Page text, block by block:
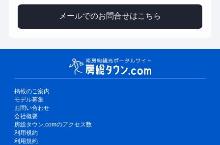
メールでのお問合せはこちら
掲載のご案内
モデル募集
お問い合わせ
会社概要
房総タウン.comのアクセス数
利用規約
利用規約